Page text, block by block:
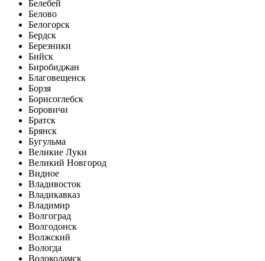
Белебей
Белово
Белогорск
Бердск
Березники
Бийск
Биробиджан
Благовещенск
Борзя
Борисоглебск
Боровичи
Братск
Брянск
Бугульма
Великие Луки
Великий Новгород
Видное
Владивосток
Владикавказ
Владимир
Волгоград
Волгодонск
Волжский
Вологда
Волоколамск